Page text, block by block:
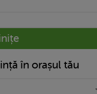
în orașul tău